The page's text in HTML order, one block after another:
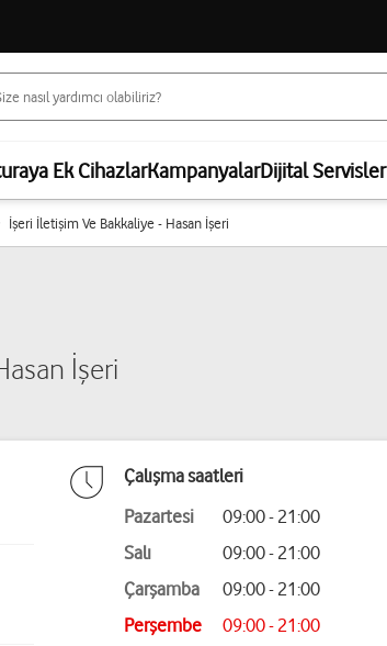
Ek CihazlarKampanyalarDijital Servisler
İşeri İletişim Ve Bakkaliye - Hasan İşeri
İşeri
Çalışma saatleri
Pazartesi
09:00 - 21:00
Salı
09:00 - 21:00
Çarşamba
09:00 - 21:00
Perşembe
09:00 - 21:00